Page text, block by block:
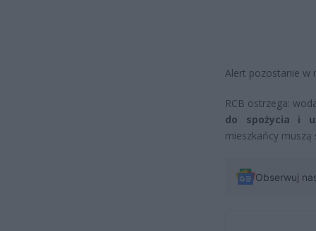
Alert pozostanie w
RCB ostrzega:
do spożycia i
mieszkańcy
Obserwuj